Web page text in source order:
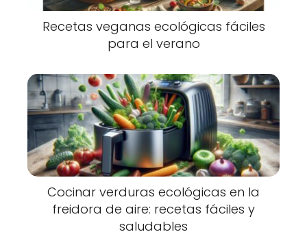
Recetas veganas ecológicas fáciles
para el verano
Cocinar verduras ecológicas en la
freidora de aire: recetas fáciles y
saludables